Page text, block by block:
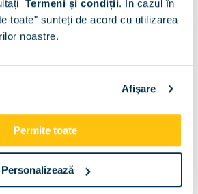
Termeni și condiții. În cazul în
toate" sunteți de acord cu utilizarea
noastre.
Afişare
Permite toate
Personalizează
Bara umerase si